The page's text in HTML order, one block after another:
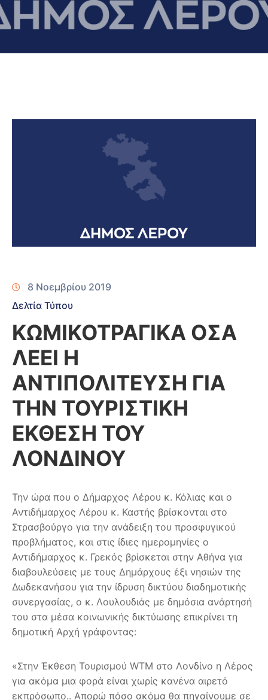
8 Νοεμβρίου 2019
Δελτία Τύπου
ΚΩΜΙΚΟΤΡΑΓΙΚΑ ΟΣΑ
ΛΕΕΙ Η
ΑΝΤΙΠΟΛΙΤΕΥΣΗ ΓΙΑ
ΤΗΝ ΤΟΥΡΙΣΤΙΚΗ
ΕΚΘΕΣΗ ΤΟΥ
ΛΟΝΔΙΝΟΥ
Την ώρα που ο Δήμαρχος Λέρου κ. Κόλιας και ο
Αντιδήμαρχος Λέρου κ. Καστής βρίσκονται στο
Στρασβούργο για την ανάδειξη του προσφυγικού
προβλήματος, και στις ίδιες ημερομηνίες ο
Αντιδήμαρχος κ. Γρεκός βρίσκεται στην Αθήνα για
διαβουλεύσεις με τους Δημάρχους έξι νησιών της
Δωδεκανήσου για την ίδρυση δικτύου διαδημοτικής
συνεργασίας, ο κ. Λουλουδιάς με δημόσια ανάρτησή
του στα μέσα κοινωνικής δικτύωσης επικρίνει τη
δημοτική Αρχή γράφοντας:
«Στην Έκθεση Τουρισμού WTM στο Λονδίνο η Λέρος
για ακόμα μια φορά είναι χωρίς κανένα αιρετό
εκπρόσωπο.. Απορώ πόσο ακόμα θα πηγαίνουμε σε